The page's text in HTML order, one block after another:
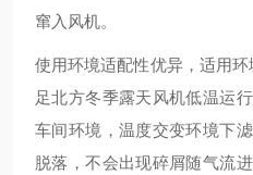
窜入风机。
使用环境适配性优异，适用
足北方冬季露天风机低温运
车间环境，温度交变环境下
脱落，不会出现碎屑随气流